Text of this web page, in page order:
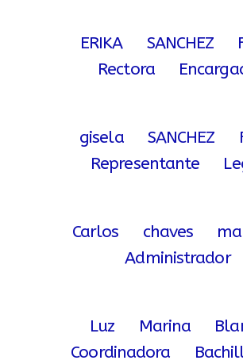
ERIKA SANCHEZ
Rectora
gisela SANCHEZ
Representante
Carlos chaves
Administrador
Luz Marina
Coordinadora